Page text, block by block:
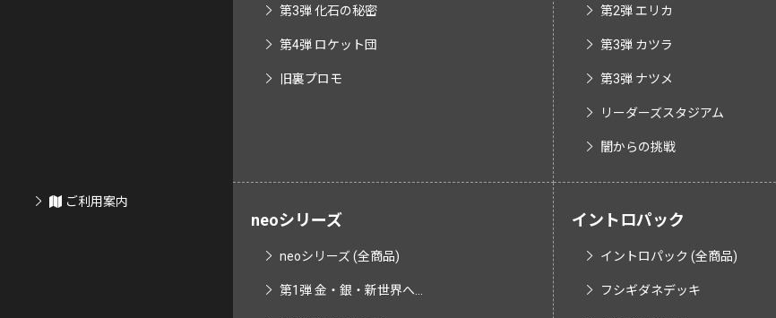
ご利用案内
第3弾 化石の秘密
第4弾 ロケット団
旧裏プロモ
第2弾 エリカ
第3弾 カツラ
第3弾 ナツメ
リーダーズスタジアム
闇からの挑戦
neoシリーズ
neoシリーズ (全商品)
第1弾 金・銀・新世界へ...
イントロパック
イントロパック (全商品)
フシギダネデッキ